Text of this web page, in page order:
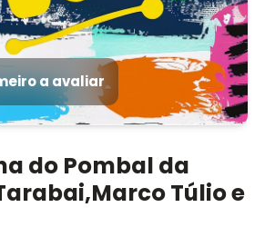
a avaliar
do Pombal da
Túlio e